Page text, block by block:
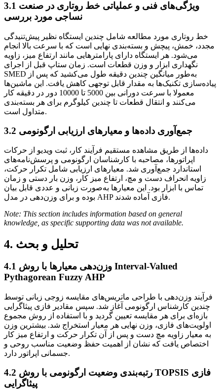
3.1
نساجی مورد بررسی
خط روتاری مورد مطالعه شامل چندین ایستگاه نظیر پیش‌تنیدگی
مجدد، خمش، پیچش و بسته‌بندی نهایی است که با سرعت بالا انجام
می‌شود. هر ایستگاه دارای پارامترهایی مانند ارتفاع میز، زاویه
نگهداری ابزار و وزن قطعات است. زمان ستاپ قبل از اجرای
SMED به‌طور میانگین چندین دقیقه طول می‌کشید که پس از
پیاده‌سازی تکنیک‌ها به مقدار قابل توجهی کاهش یافت. این ماشین‌ها
معمولا با سرعت دورانی بین 5000 تا 10000 دور در دقیقه کار
می‌کنند و انتقال قطعات تا چندین کیلوگرم برای هر بسته‌بندی
متداول است.
3.2 جمع‌آوری داده‌ها و معیارهای ارزیابی ارگونومی
داده‌ها از طریق مشاهده مستقیم فرآیند کار، ثبت ویدیو از حرکات
اپراتورها، مصاحبه با کارشناسان ارگونومی و پرسش‌نامه‌های
استاندارد جمع‌آوری شد. معیارهای ارزیابی شامل تکرار حرکت،
زاویه انحراف دست و مچ، ارتفاع میز کار، وزن بار دستی و زمان
تماس با ابزار بود. این معیارها به‌صورت زبانی و عددی قابل بیان
بوده و برای وزن‌دهی در مدل AHP فازی آماده شدند.
Note: This section includes information based on general
knowledge, as specific supporting data was not available.
4. تحلیل و بحث
4.1
Pythagorean Fuzzy AHP
فرآیند وزن‌دهی با طراحی ماتریس‌های مقایسه زوجی زبانی توسط
چندین کارشناس ارگونومی آغاز شد. سپس مقادیر فازی پیثاگرایی
بازه‌ای برای هر مقایسه تعیین گردید و با استفاده از روش مجموع
اولویت‌های فازی، وزن نهایی هر معیار استخراج شد. بیشترین وزن
به معیار زاویه مچ دست و پس از آن تکرار حرکت و ارتفاع میز کار
اختصاص یافت که نشان از اهمیت حفظ وضعیت مناسب روحی و
جسمانی اپراتور دارد.
4.2
پیثاگرایی